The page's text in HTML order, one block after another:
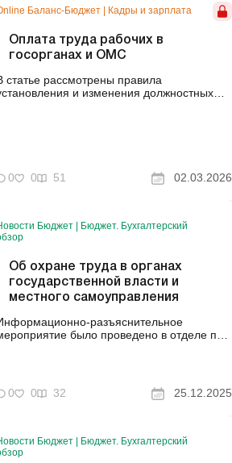
Баланс-Бюджет | Кадры и зарплата
Оплата труда рабочих в
госорганах и ОМС
статье рассмотрены правила
и изменения должностных
изменяются должностные оклады
мн...
0 0 51 02.03.2026
Бюджет
Бюджет. Бухгалтерский
Об охране труда в органах
государственной власти и
местного самоуправления
разъяснительное
было проведено в отделе по
управления инспекционной деятельности в
области. Они напомнили, что
0 0 32 25.12.2025
Бюджет
Бюджет. Бухгалтерский